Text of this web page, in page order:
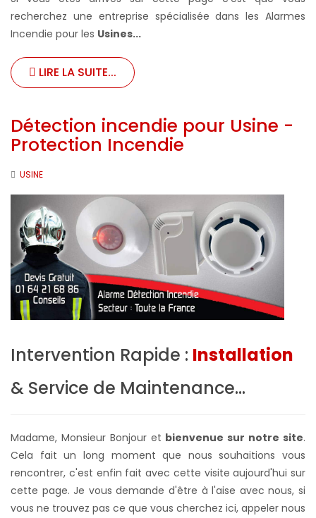
recherchez une entreprise spécialisée dans les Alarmes
Incendie pour les Usines...
LIRE LA SUITE...
Détection incendie pour Usine -
Protection Incendie
USINE
Intervention Rapide : Installation
& Service de Maintenance...
Madame, Monsieur Bonjour et bienvenue sur notre site.
Cela fait un long moment que nous souhaitions vous
rencontrer, c'est enfin fait avec cette visite aujourd'hui sur
cette page. Je vous demande d'être à l'aise avec nous, si
vous ne trouvez pas ce que vous cherchez ici, appeler nous